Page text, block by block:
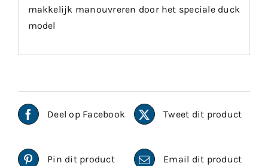
makkelijk manouvreren door het speciale duck
model
Deel op Facebook Tweet dit product
Pin dit product Email dit product